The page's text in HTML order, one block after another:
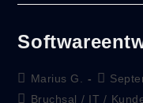
Marius G.
Bruchsal / IT /